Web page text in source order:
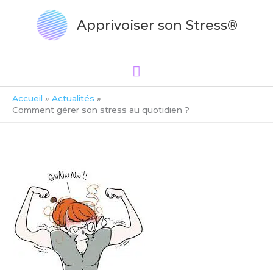
Apprivoiser son Stress®
Accueil
Actualités
Comment gérer son stress au quotidien ?